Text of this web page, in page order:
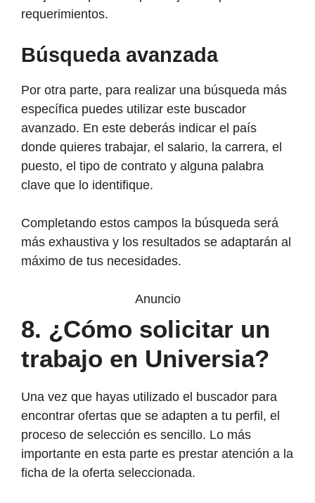
requerimientos.
Búsqueda avanzada
Por otra parte, para realizar una búsqueda más
específica puedes utilizar este buscador
avanzado. En este deberás indicar el país
donde quieres trabajar, el salario, la carrera, el
puesto, el tipo de contrato y alguna palabra
clave que lo identifique.
Completando estos campos la búsqueda será
más exhaustiva y los resultados se adaptarán al
máximo de tus necesidades.
Anuncio
8. ¿Cómo solicitar un
trabajo en Universia?
Una vez que hayas utilizado el buscador para
encontrar ofertas que se adapten a tu perfil, el
proceso de selección es sencillo. Lo más
importante en esta parte es prestar atención a la
ficha de la oferta seleccionada.